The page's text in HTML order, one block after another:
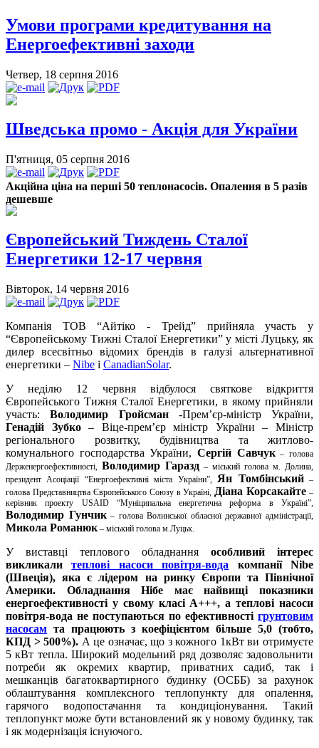
Умови програми кредитування на
Енергоефективні заходи
Четвер, 18 серпня 2016
Шведська промо - Акція для України
П'ятниця, 05 серпня 2016
Акційна ціна на перші 50 теплонасосів. Опалення в 5 разів
дешевше
Європейський Тиждень Сталої
Енергетики 12-17 червня
Вівторок, 14 червня 2016
Компанія ТОВ “Айтіко - Трейд” прийняла участь у
“Європейському Тижні Сталої Енергетики” у місті Луцьку, як
дилер всесвітньо відомих брендів в галузі альтернативної
енергетики – Nibe і CanadianSolar.
У неділю 12 червня відбулося святкове відкриття
Європейського Тижня Сталої Енергетики, в якому прийняли
участь:Володимир Гройсман -Прем’єр-міністр України,
Генадій Зубко– Віце-прем’єр міністр України – Міністр
регіонального розвитку, будівництва та житлово-
комунального господарства України, Сергій Савчук– голова
Держенергоефективності, Володимир Гаразд – міський голова м. Долина,
президент Асоціації “Енергоефективні міста України”, Ян Томбінський–
голова Представництва Європейського Союзу в Україні,
Діана Корсакайте –
керівник проекту USAID “Муніципальна енергетична реформа в Україні”,
Володимир Гунчик– голова Волинської обласної державної адміністрації,
Микола Романюк – міський голова м.Луцьк.
У виставці теплового обладнання особливий інтерес
викликали
теплові насоси повітря-вода компанії Nibe
(Швеція), яка є лідером на ринку Європи та Північної
Америки. Обладнання Нібе має найвищі показники
енергоефективності у свому класі A+++, а теплові насоси
повітря-вода не поступаються по ефективності грунтовим
насосам та працюють з коефіцієнтом більше 5,0 (тобто,
КПД > 500%). А це означає, що з кожного 1кВт ви отримуєте
5 кВт тепла. Широкий модельний ряд дозволяє задовольнити
потреби як окремих квартир, приватних садиб, так і
мешканців багатоквартирного будинку (ОСББ) за рахунок
облаштування комплексного теплопункту для опалення,
гарячого водопостачання та кондиціонування. Такий
теплопункт може бути встановлений як у новому будинку, так
і як модернізація існуючого.